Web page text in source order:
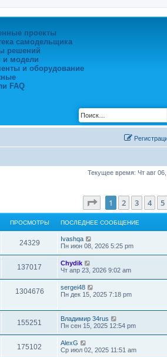
проекты
самодельщика
решений
и модели
и оборудование
FAQ
Текущее время: Чт авг
Страница1 из 10
1 2 3 4 5
ПРОСМОТРЫ ПОСЛЕДНЕЕ СООБЩЕНИЕ
24329
Ivashqa
Пн июн 08, 2026 5:25 pm
137017
Chydik
Чт апр 23, 2026 9:02 am
1304676
sergei48
Пн дек 15, 2025 7:18 pm
155251
Владимир 34rus
Пн сен 15, 2025 12:54 pm
175102
AlexG
Ср июл 02, 2025 11:51 am